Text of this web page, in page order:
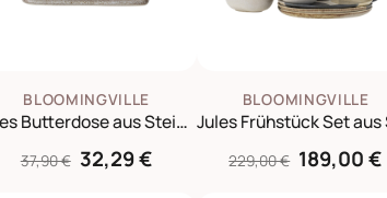
BLOOMINGVILLE
Jules Butterdose aus Steingut
37,90 € 32,29 €
BLOOMINGVILLE
229,00 € 189,00 €